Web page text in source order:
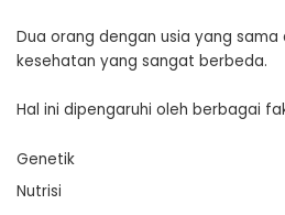
Dua orang dengan usia yang
kesehatan yang sangat berbeda.
Hal ini dipengaruhi oleh berbagai
Genetik
Nutrisi